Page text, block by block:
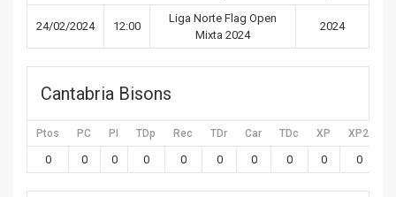
24/02/2024 12:00
Liga Norte Flag Open
Mixta 2024
2024
Cantabria Bisons
Ptos PC PI TDp Rec TDr Car TDc XP XP2
0 0 0 0 0 0 0 0 0 0